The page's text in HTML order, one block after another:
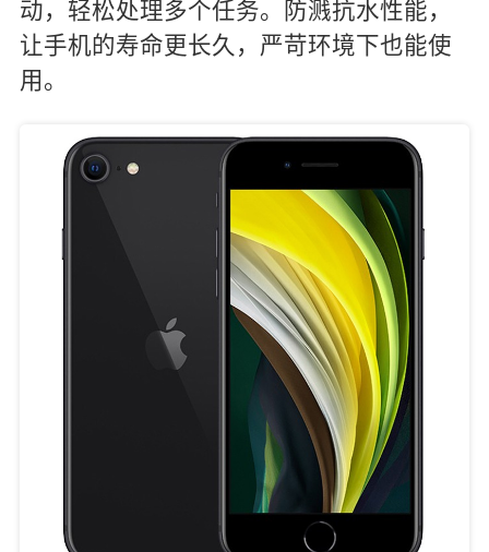
动，轻松处理多个任务。防溅抗水性能，
让手机的寿命更长久，严苛环境下也能使
用。